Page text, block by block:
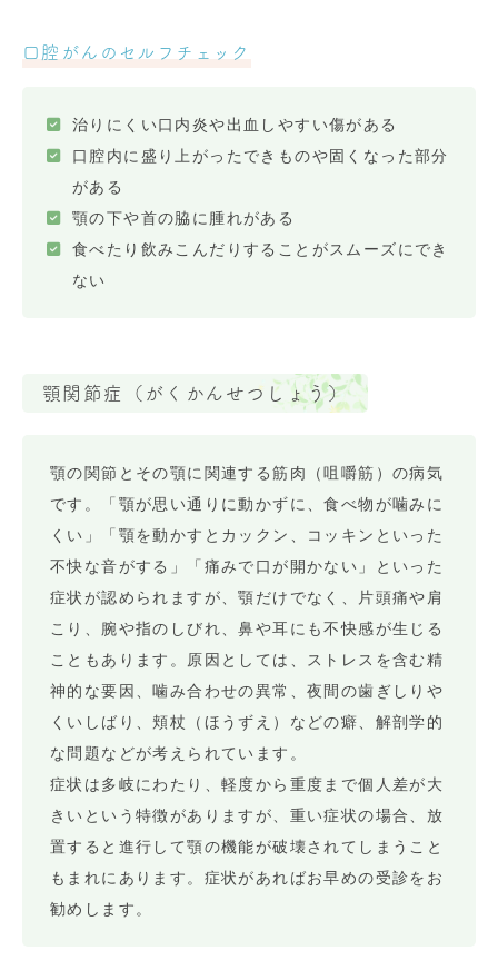
口腔がんのセルフチェック
治りにくい口内炎や出血しやすい傷がある
口腔内に盛り上がったできものや固くなった部分
がある
顎の下や首の脇に腫れがある
食べたり飲みこんだりすることがスムーズにでき
ない
顎関節症（がくかんせつしょう）
顎の関節とその顎に関連する筋肉（咀嚼筋）の病気
です。「顎が思い通りに動かずに、食べ物が噛みに
くい」「顎を動かすとカックン、コッキンといった
不快な音がする」「痛みで口が開かない」といった
症状が認められますが、顎だけでなく、片頭痛や肩
こり、腕や指のしびれ、鼻や耳にも不快感が生じる
こともあります。原因としては、ストレスを含む精
神的な要因、噛み合わせの異常、夜間の歯ぎしりや
くいしばり、頬杖（ほうずえ）などの癖、解剖学的
な問題などが考えられています。
症状は多岐にわたり、軽度から重度まで個人差が大
きいという特徴がありますが、重い症状の場合、放
置すると進行して顎の機能が破壊されてしまうこと
もまれにあります。症状があればお早めの受診をお
勧めします。